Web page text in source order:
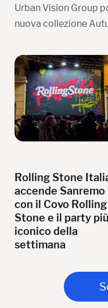
Urban Vision Group
nuova collezione
Rolling Stone
accende Sanremo
con il Covo Rolling
Stone e il party più
iconico della
settimana